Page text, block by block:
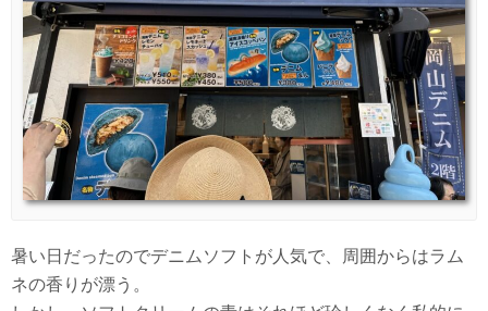
暑い日だったのでデニムソフトが人気で、周囲からはラム
ネの香りが漂う。